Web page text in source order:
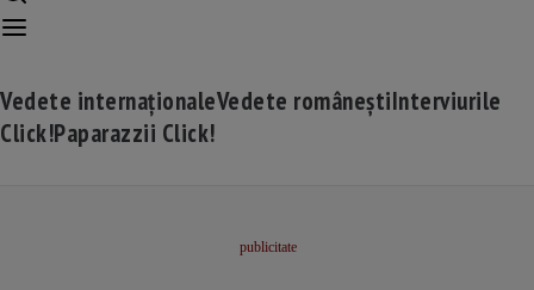
Vedete internaționaleVedete româneștiInterviurile
Click!Paparazzii Click!